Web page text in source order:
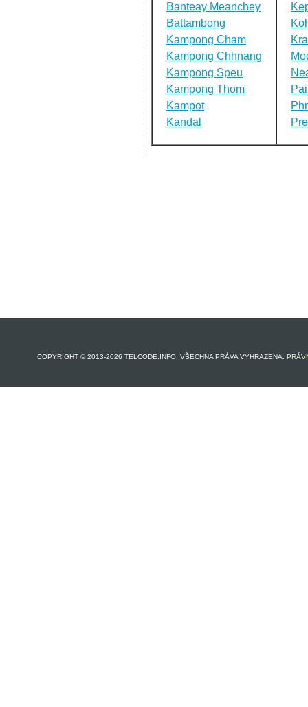
Banteay Meanchey
Battambong
Kampong Cham
Kampong Chhnang
Kampong Speu
Kampong Thom
Kampot
Kandal
COPYRIGHT © 2013-2026 TELCODE.INFO. VŠECHNA PRÁVA VYHRAZENA.